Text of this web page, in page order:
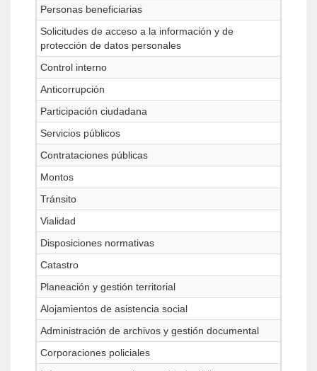
Personas beneficiarias
Solicitudes de acceso a la información y de
protección de datos personales
Control interno
Anticorrupción
Participación ciudadana
Servicios públicos
Contrataciones públicas
Montos
Tránsito
Vialidad
Disposiciones normativas
Catastro
Planeación y gestión territorial
Alojamientos de asistencia social
Administración de archivos y gestión documental
Corporaciones policiales